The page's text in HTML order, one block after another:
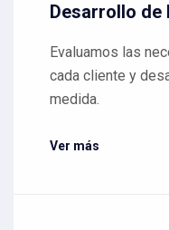
Desarrollo de
Evaluamos las
cada cliente y
medida.
Ver más